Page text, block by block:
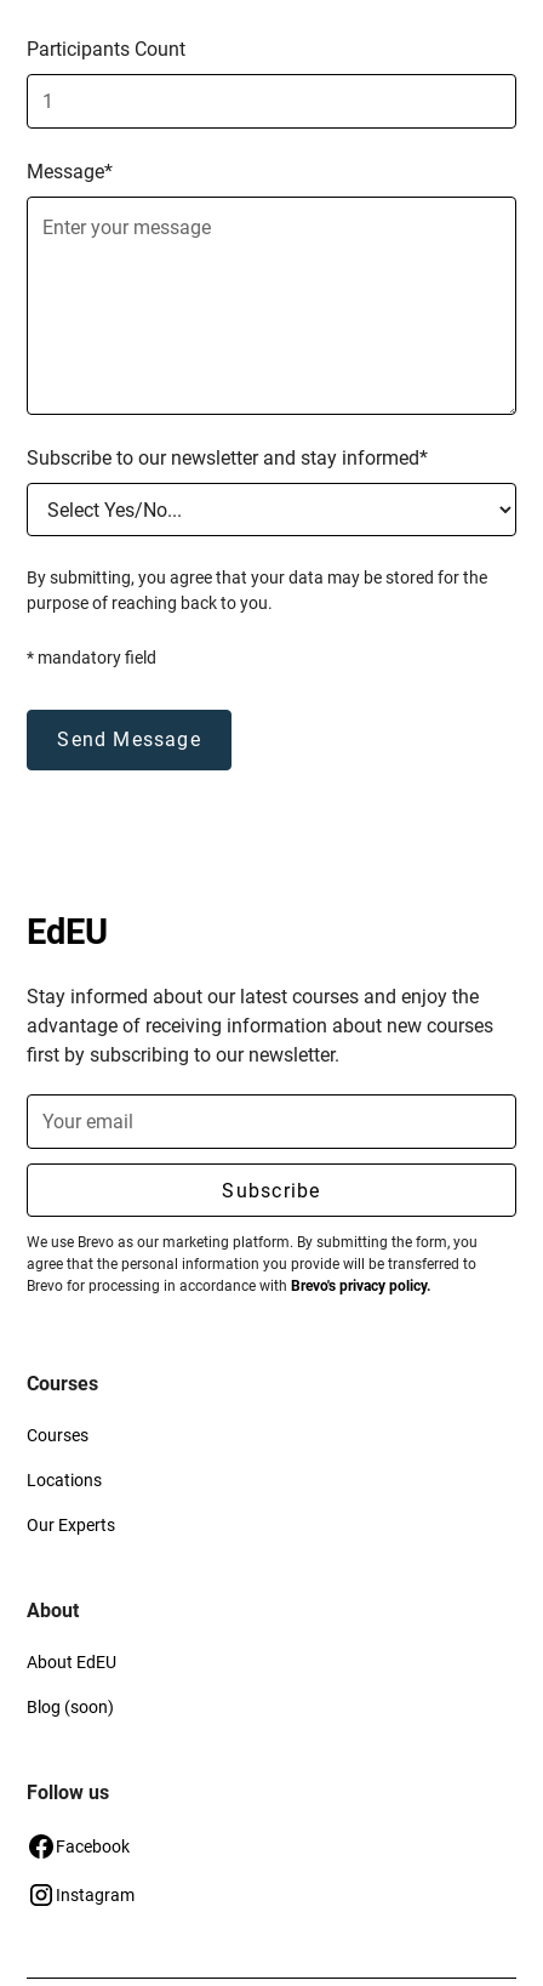
Participants Count
Message*
Subscribe to our newsletter and stay informed*
By submitting, you agree that your data may be stored for the
purpose of reaching back to you.
* mandatory field
EdEU
Stay informed about our latest courses and enjoy the
advantage of receiving information about new courses
first by subscribing to our newsletter.
We use Brevo as our marketing platform. By submitting the form, you
agree that the personal information you provide will be transferred to
Brevo for processing in accordance with Brevo's privacy policy.
Courses
Courses
Locations
Our Experts
About
About EdEU
Blog (soon)
Follow us
Facebook
Instagram